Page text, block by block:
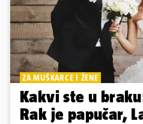
ZA MUŠKARCE I ŽENE
Kakvi ste u
Rak je papučar,